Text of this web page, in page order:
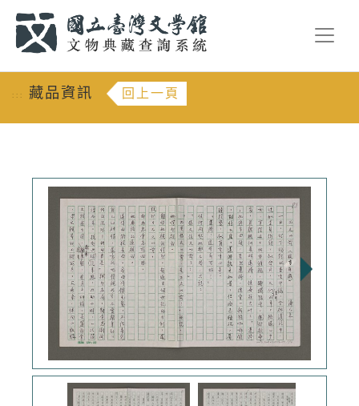
::: 藏品資訊 回上一頁